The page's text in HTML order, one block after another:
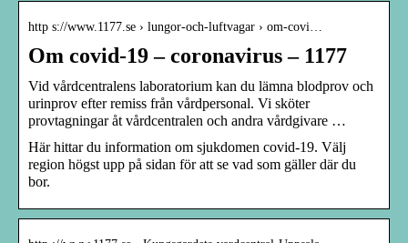
http s://www.1177.se › lungor-och-luftvagar › om-covi…
Om covid-19 – coronavirus – 1177
Vid vårdcentralens laboratorium kan du lämna blodprov och
urinprov efter remiss från vårdpersonal. Vi sköter
provtagningar åt vårdcentralen och andra vårdgivare …
Här hittar du information om sjukdomen covid-19. Välj
region högst upp på sidan för att se vad som gäller där du
bor.